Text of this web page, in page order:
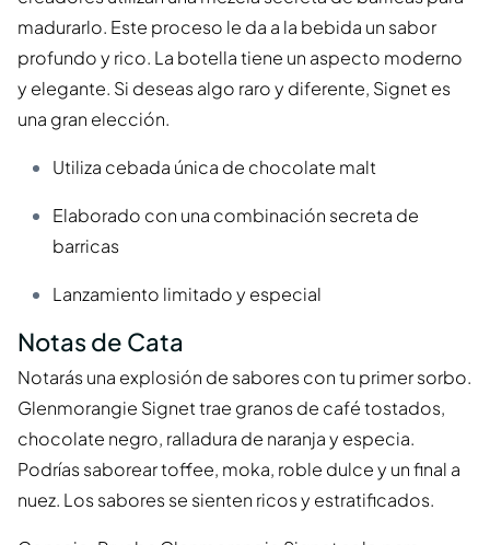
madurarlo. Este proceso le da a la bebida un sabor
profundo y rico. La botella tiene un aspecto moderno
y elegante. Si deseas algo raro y diferente, Signet es
una gran elección.
Utiliza cebada única de chocolate malt
Elaborado con una combinación secreta de
barricas
Lanzamiento limitado y especial
Notas de Cata
Notarás una explosión de sabores con tu primer sorbo.
Glenmorangie Signet trae granos de café tostados,
chocolate negro, ralladura de naranja y especia.
Podrías saborear toffee, moka, roble dulce y un final a
nuez. Los sabores se sienten ricos y estratificados.